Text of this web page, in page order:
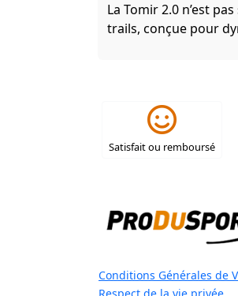
La Tomir 2.0 n’est
trails, conçue pour
Satisfait ou remboursé
Conditions Générales de